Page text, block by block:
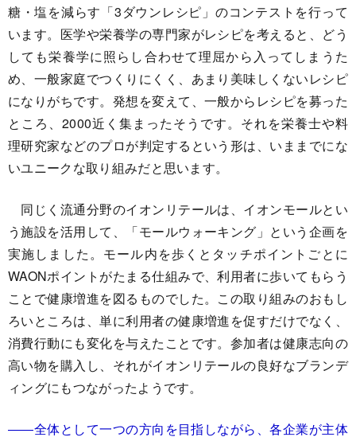
糖・塩を減らす「3ダウンレシピ」のコンテストを行って
います。医学や栄養学の専門家がレシピを考えると、どう
しても栄養学に照らし合わせて理屈から入ってしまうた
め、一般家庭でつくりにくく、あまり美味しくないレシピ
になりがちです。発想を変えて、一般からレシピを募った
ところ、2000近く集まったそうです。それを栄養士や料
理研究家などのプロが判定するという形は、いままでにな
いユニークな取り組みだと思います。
同じく流通分野のイオンリテールは、イオンモールとい
う施設を活用して、「モールウォーキング」という企画を
実施しました。モール内を歩くとタッチポイントごとに
WAONポイントがたまる仕組みで、利用者に歩いてもらう
ことで健康増進を図るものでした。この取り組みのおもし
ろいところは、単に利用者の健康増進を促すだけでなく、
消費行動にも変化を与えたことです。参加者は健康志向の
高い物を購入し、それがイオンリテールの良好なブランデ
ィングにもつながったようです。
――全体として一つの方向を目指しながら、各企業が主体